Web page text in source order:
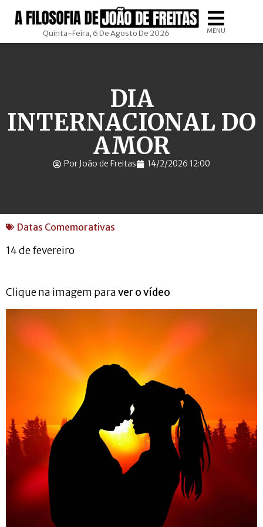
Quinta-Feira, 6 De Agosto De 2026 MENU
DIA
INTERNACIONAL DO
AMOR
Por João de Freitas 14/2/2026 12:00
Datas Comemorativas
14 de fevereiro
Clique na imagem paraver o vídeo